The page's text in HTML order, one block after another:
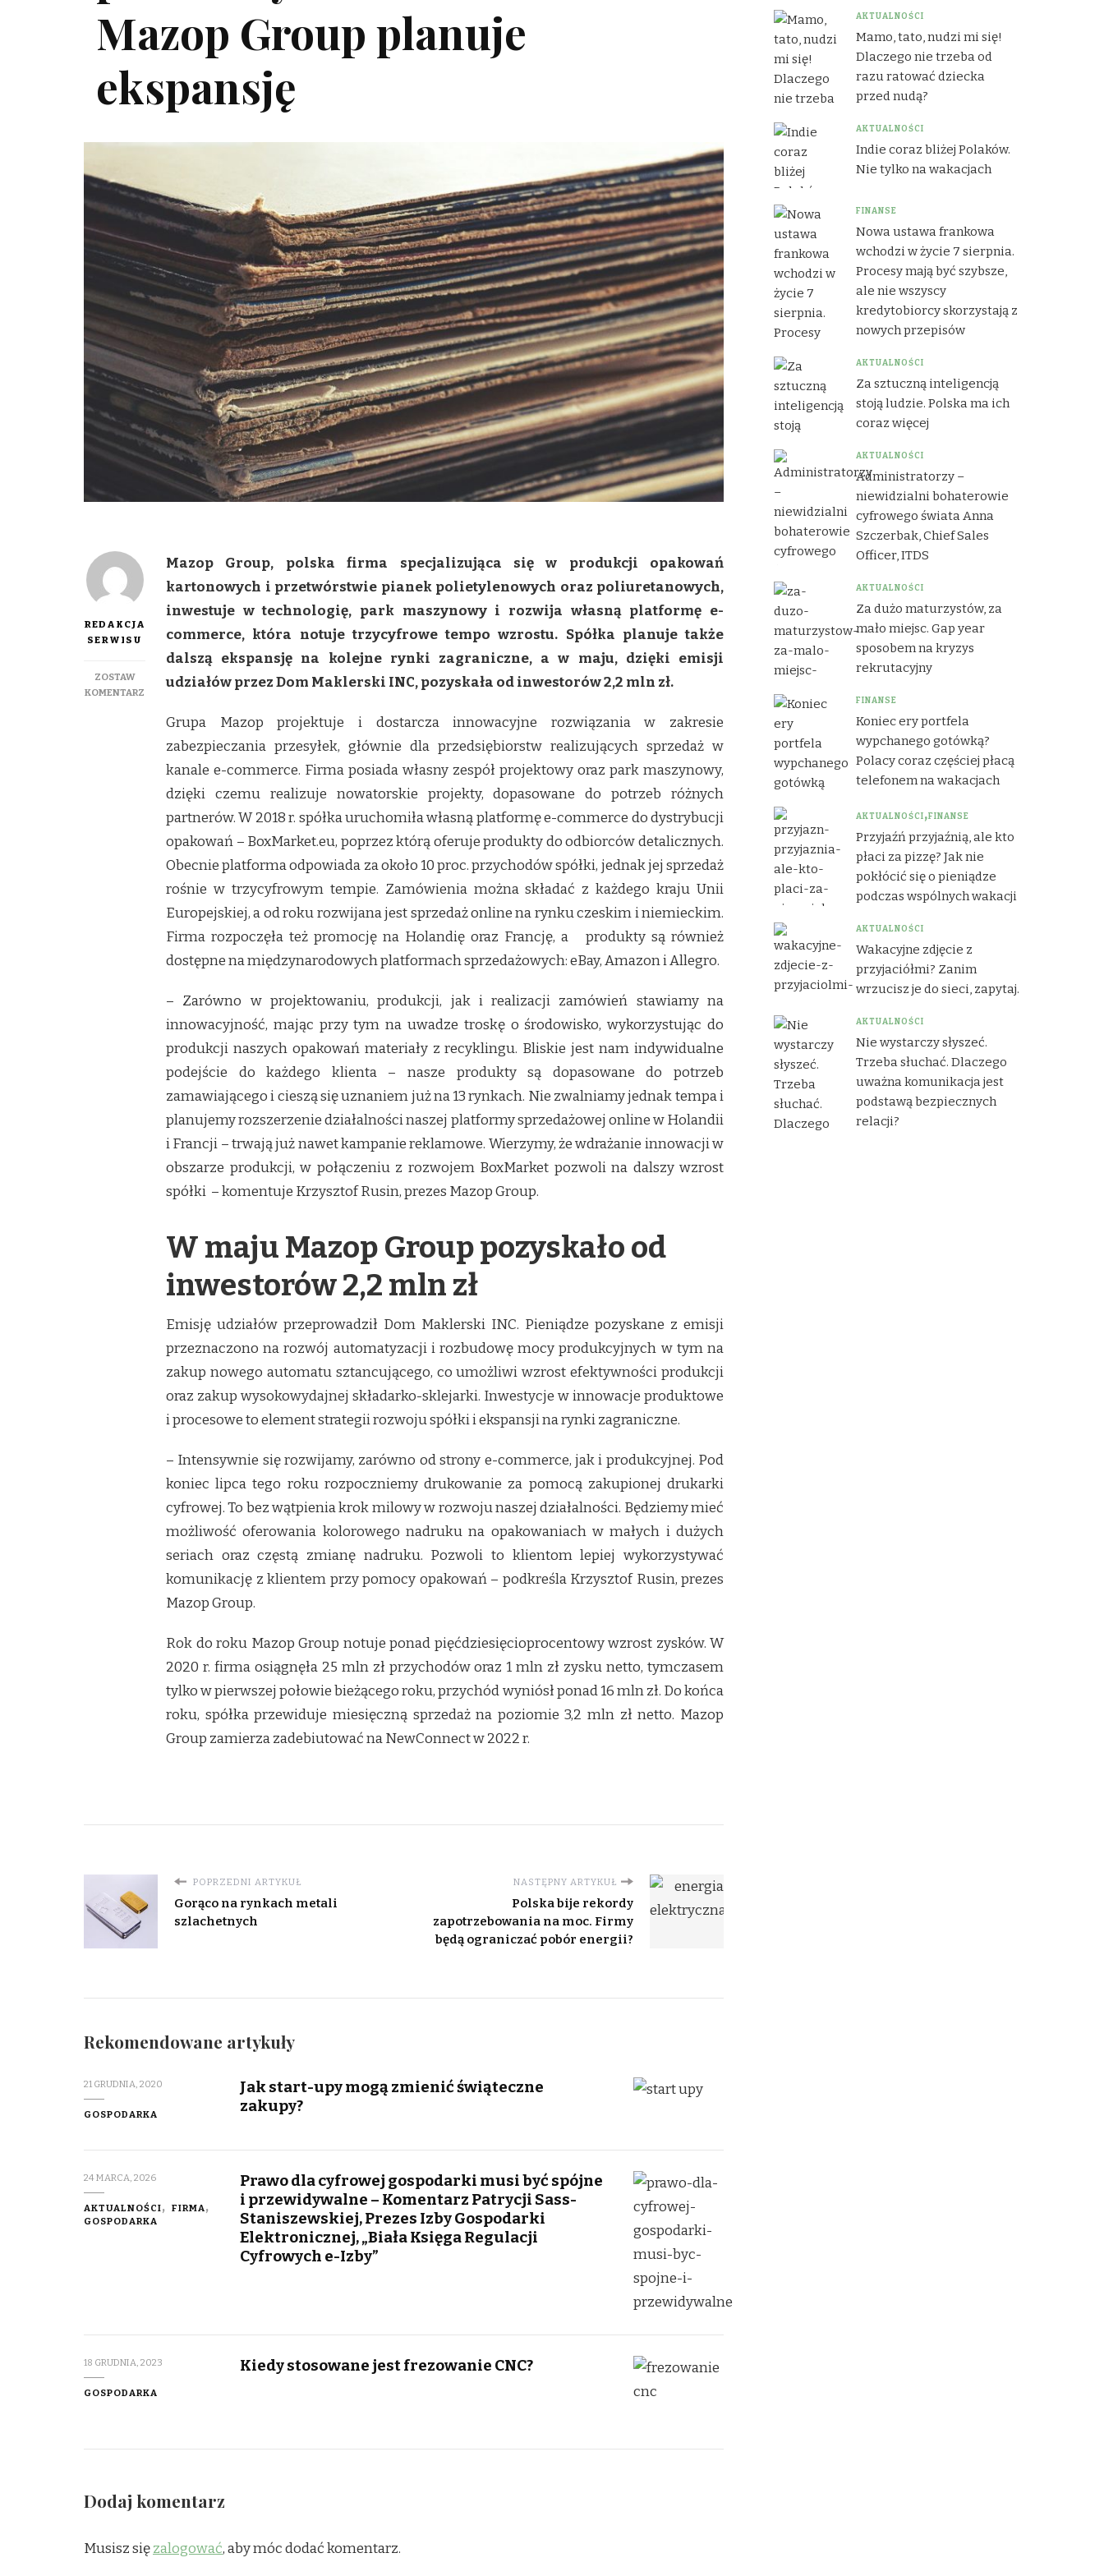
Mazop Group planuje
ekspansję
REDAKCJA
SERWISU
ZOSTAW
KOMENTARZ
INNOWACJE
ROZWÓJ
PLATFORMY
COMMERCE
GROUP
PLANUJE
Mazop Group, polska firma specjalizująca się w produkcji opakowań
kartonowych i przetwórstwie pianek polietylenowych oraz poliuretanowych,
inwestuje w technologię, park maszynowy i rozwija własną platformę e-
commerce, która notuje trzycyfrowe tempo wzrostu. Spółka planuje także
dalszą ekspansję na kolejne rynki zagraniczne, a w maju, dzięki emisji
udziałów przez Dom Maklerski INC, pozyskała od inwestorów 2,2 mln zł.
Grupa Mazop projektuje i dostarcza innowacyjne rozwiązania w zakresie
zabezpieczania przesyłek, głównie dla przedsiębiorstw realizujących sprzedaż w
kanale e-commerce. Firma posiada własny zespół projektowy oraz park maszynowy,
dzięki czemu realizuje nowatorskie projekty, dopasowane do potrzeb różnych
partnerów. W 2018 r. spółka uruchomiła własną platformę e-commerce do dystrybucji
opakowań – BoxMarket.eu, poprzez którą oferuje produkty do odbiorców detalicznych.
Obecnie platforma odpowiada za około 10 proc. przychodów spółki, jednak jej sprzedaż
rośnie w trzycyfrowym tempie. Zamówienia można składać z każdego kraju Unii
Europejskiej, a od roku rozwijana jest sprzedaż online na rynku czeskim i niemieckim.
Firma rozpoczęła też promocję na Holandię oraz Francję, a produkty są również
dostępne na międzynarodowych platformach sprzedażowych: eBay, Amazon i Allegro.
– Zarówno w projektowaniu, produkcji, jak i realizacji zamówień stawiamy na
innowacyjność, mając przy tym na uwadze troskę o środowisko, wykorzystując do
produkcji naszych opakowań materiały z recyklingu. Bliskie jest nam indywidualne
podejście do każdego klienta – nasze produkty są dopasowane do potrzeb
zamawiającego i cieszą się uznaniem już na 13 rynkach. Nie zwalniamy jednak tempa i
planujemy rozszerzenie działalności naszej platformy sprzedażowej online w Holandii
i Francji – trwają już nawet kampanie reklamowe. Wierzymy, że wdrażanie innowacji w
obszarze produkcji, w połączeniu z rozwojem BoxMarket pozwoli na dalszy wzrost
spółki – komentuje Krzysztof Rusin, prezes Mazop Group.
W maju Mazop Group pozyskało od
inwestorów 2,2 mln zł
Emisję udziałów przeprowadził Dom Maklerski INC. Pieniądze pozyskane z emisji
przeznaczono na rozwój automatyzacji i rozbudowę mocy produkcyjnych w tym na
zakup nowego automatu sztancującego, co umożliwi wzrost efektywności produkcji
oraz zakup wysokowydajnej składarko-sklejarki. Inwestycje w innowacje produktowe
i procesowe to element strategii rozwoju spółki i ekspansji na rynki zagraniczne.
– Intensywnie się rozwijamy, zarówno od strony e-commerce, jak i produkcyjnej. Pod
koniec lipca tego roku rozpoczniemy drukowanie za pomocą zakupionej drukarki
cyfrowej. To bez wątpienia krok milowy w rozwoju naszej działalności. Będziemy mieć
możliwość oferowania kolorowego nadruku na opakowaniach w małych i dużych
seriach oraz częstą zmianę nadruku. Pozwoli to klientom lepiej wykorzystywać
komunikację z klientem przy pomocy opakowań – podkreśla Krzysztof Rusin, prezes
Mazop Group.
Rok do roku Mazop Group notuje ponad pięćdziesięcioprocentowy wzrost zysków. W
2020 r. firma osiągnęła 25 mln zł przychodów oraz 1 mln zł zysku netto, tymczasem
tylko w pierwszej połowie bieżącego roku, przychód wyniósł ponad 16 mln zł. Do końca
roku, spółka przewiduje miesięczną sprzedaż na poziomie 3,2 mln zł netto. Mazop
Group zamierza zadebiutować na NewConnect w 2022 r.
POPRZEDNI ARTYKUŁ
Gorąco na rynkach metali
szlachetnych
NASTĘPNY ARTYKUŁ
Polska bije rekordy
zapotrzebowania na moc. Firmy
będą ograniczać pobór energii?
Rekomendowane artykuły
21 GRUDNIA, 2020
GOSPODARKA
Jak start-upy mogą zmienić świąteczne
zakupy?
24 MARCA, 2026
AKTUALNOŚCI
FIRMA
GOSPODARKA
Prawo dla cyfrowej gospodarki musi być spójne
i przewidywalne – Komentarz Patrycji Sass-
Staniszewskiej, Prezes Izby Gospodarki
Elektronicznej, „Biała Księga Regulacji
Cyfrowych e-Izby”
18 GRUDNIA, 2023
GOSPODARKA
Kiedy stosowane jest frezowanie CNC?
Dodaj komentarz
Musisz sięzalogować, aby móc dodać komentarz.
AKTUALNOŚCI
Mamo, tato, nudzi mi się!
Dlaczego nie trzeba od
razu ratować dziecka
przed nudą?
AKTUALNOŚCI
Indie coraz bliżej Polaków.
Nie tylko na wakacjach
FINANSE
Nowa ustawa frankowa
wchodzi w życie 7 sierpnia.
Procesy mają być szybsze,
ale nie wszyscy
kredytobiorcy skorzystają z
nowych przepisów
AKTUALNOŚCI
Za sztuczną inteligencją
stoją ludzie. Polska ma ich
coraz więcej
AKTUALNOŚCI
Administratorzy –
niewidzialni bohaterowie
cyfrowego świata Anna
Szczerbak, Chief Sales
Officer, ITDS
AKTUALNOŚCI
Za dużo maturzystów, za
mało miejsc. Gap year
sposobem na kryzys
rekrutacyjny
FINANSE
Koniec ery portfela
wypchanego gotówką?
Polacy coraz częściej płacą
telefonem na wakacjach
AKTUALNOŚCI FINANSE
Przyjaźń przyjaźnią, ale kto
płaci za pizzę? Jak nie
pokłócić się o pieniądze
podczas wspólnych wakacji
AKTUALNOŚCI
Wakacyjne zdjęcie z
przyjaciółmi? Zanim
wrzucisz je do sieci, zapytaj.
AKTUALNOŚCI
Nie wystarczy słyszeć.
Trzeba słuchać. Dlaczego
uważna komunikacja jest
podstawą bezpiecznych
relacji?